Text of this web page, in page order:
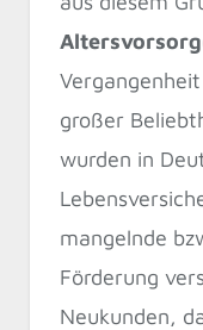
Altersvorsorg
großer
wurden in
mangelnde
Förderung
Neukunden,